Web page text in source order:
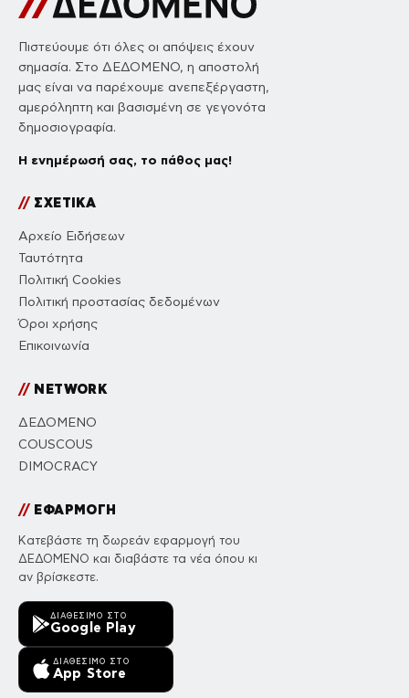
Πιστεύουμε ότι όλες οι απόψεις έχουν
σημασία. Στο ΔΕΔΟΜΕΝΟ, η αποστολή
μας είναι να παρέχουμε ανεπεξέργαστη,
αμερόληπτη και βασισμένη σε γεγονότα
δημοσιογραφία.
Η ενημέρωσή σας, το πάθος μας!
//ΣΧΕΤΙΚΑ
Αρχείο Ειδήσεων
Ταυτότητα
Πολιτική Cookies
Πολιτική προστασίας δεδομένων
Όροι χρήσης
Επικοινωνία
//NETWORK
ΔΕΔΟΜΕΝΟ
COUSCOUS
DIMOCRACY
//ΕΦΑΡΜΟΓΗ
Κατεβάστε τη δωρεάν εφαρμογή του
ΔΕΔΟΜΕΝΟ και διαβάστε τα νέα όπου κι
αν βρίσκεστε.
ΔΙΑΘΈΣΙΜΟ ΣΤΟ
Google Play
ΔΙΑΘΈΣΙΜΟ ΣΤΟ
App Store